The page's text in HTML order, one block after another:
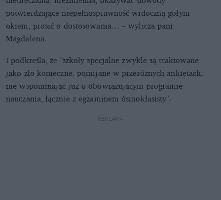
potwierdzające niepełnosprawność widoczną gołym
okiem, prosić o dostosowania… – wylicza pani
Magdalena.
I podkreśla, że "szkoły specjalne zwykle są traktowane
jako zło konieczne, pomijane w przeróżnych ankietach,
nie wspominając już o obowiązującym programie
nauczania, łącznie z egzaminem ósmoklasisty".
REKLAMA